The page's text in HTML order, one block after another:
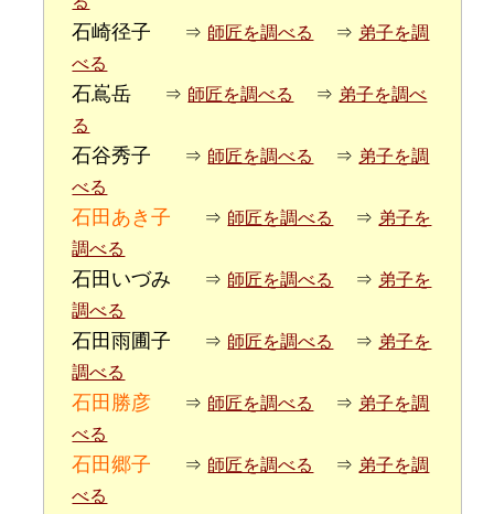
石崎径子 ⇒ 師匠を調べる ⇒ 弟子を調
べる
石嶌岳 ⇒ 師匠を調べる ⇒ 弟子を調べ
る
石谷秀子 ⇒ 師匠を調べる ⇒ 弟子を調
べる
石田あき子 ⇒ 師匠を調べる ⇒ 弟子を
調べる
石田いづみ ⇒ 師匠を調べる ⇒ 弟子を
調べる
石田雨圃子 ⇒ 師匠を調べる ⇒ 弟子を
調べる
石田勝彦 ⇒ 師匠を調べる ⇒ 弟子を調
べる
石田郷子 ⇒ 師匠を調べる ⇒ 弟子を調
べる